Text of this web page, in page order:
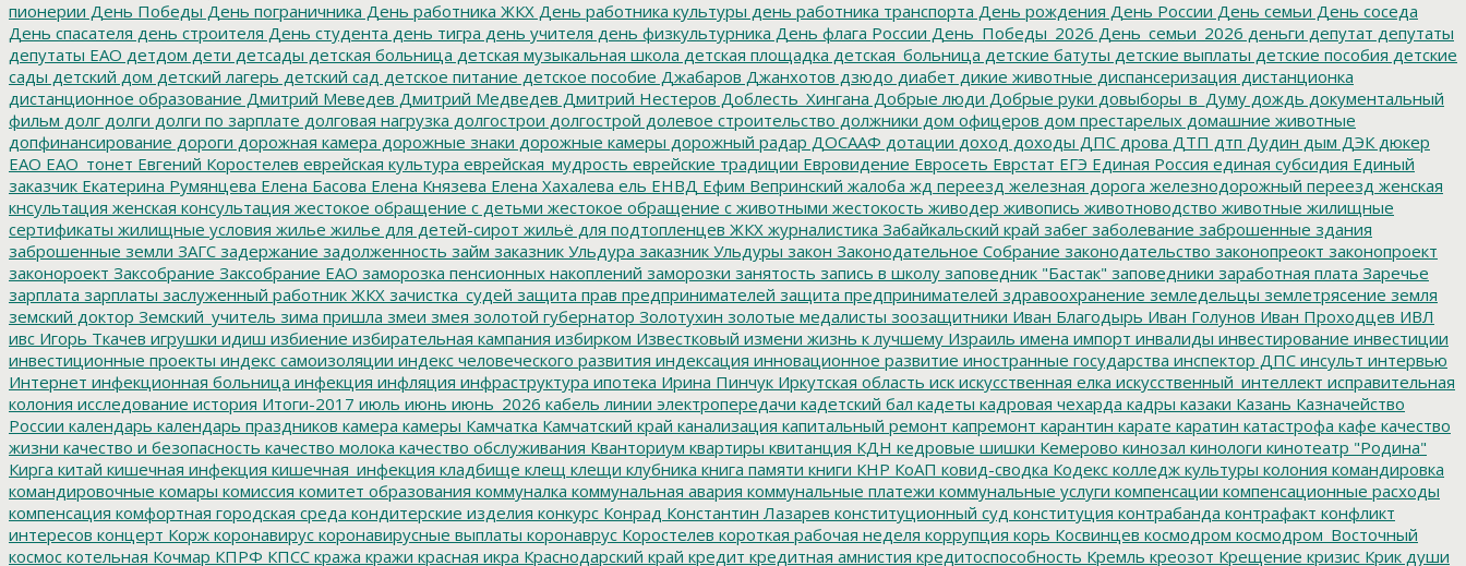
пионерии День Победы День пограничника День работника ЖКХ День работника культуры день работника транспорта День рождения День России День семьи День соседа
День спасателя день строителя День студента день тигра день учителя день физкультурника День флага России День_Победы_2026 День_семьи_2026 деньги депутат депутаты
депутаты ЕАО детдом дети детсады детская больница детская музыкальная школа детская площадка детская_больница детские батуты детские выплаты детские пособия детские
сады детский дом детский лагерь детский сад детское питание детское пособие Джабаров Джанхотов дзюдо диабет дикие животные диспансеризация дистанционка
дистанционное образование Дмитрий Меведев Дмитрий Медведев Дмитрий Нестеров Доблесть_Хингана Добрые люди Добрые руки довыборы_в_Думу дождь документальный
фильм долг долги долги по зарплате долговая нагрузка долгострои долгострой долевое строительство должники дом офицеров дом престарелых домашние животные
допфинансирование дороги дорожная камера дорожные знаки дорожные камеры дорожный радар ДОСААФ дотации доход доходы ДПС дрова ДТП дтп Дудин дым ДЭК дюкер
ЕАО ЕАО_тонет Евгений Коростелев еврейская культура еврейская_мудрость еврейские традиции Евровидение Евросеть Еврстат ЕГЭ Единая Россия единая субсидия Единый
заказчик Екатерина Румянцева Елена Басова Елена Князева Елена Хахалева ель ЕНВД Ефим Вепринский жалоба жд переезд железная дорога железнодорожный переезд женская
кнсультация женская консультация жестокое обращение с детьми жестокое обращение с животными жестокость живодер живопись животноводство животные жилищные
сертификаты жилищные условия жилье жилье для детей-сирот жильё для подтопленцев ЖКХ журналистика Забайкальский край забег заболевание заброшенные здания
заброшенные земли ЗАГС задержание задолженность займ заказник Ульдура заказник Ульдуры закон Законодательное Собрание законодательство законопреокт законопроект
законороект Заксобрание Заксобрание ЕАО заморозка пенсионных накоплений заморозки занятость запись в школу заповедник "Бастак" заповедники заработная плата Заречье
зарплата зарплаты заслуженный работник ЖКХ зачистка_судей защита прав предпринимателей защита предпринимателей здравоохранение земледельцы землетрясение земля
земский доктор Земский_учитель зима пришла змеи змея золотой губернатор Золотухин золотые медалисты зоозащитники Иван Благодырь Иван Голунов Иван Проходцев ИВЛ
ивс Игорь Ткачев игрушки идиш избиение избирательная кампания избирком Известковый измени жизнь к лучшему Израиль имена импорт инвалиды инвестирование инвестиции
инвестиционные проекты индекс самоизоляции индекс человеческого развития индексация инновационное развитие иностранные государства инспектор ДПС инсульт интервью
Интернет инфекционная больница инфекция инфляция инфраструктура ипотека Ирина Пинчук Иркутская область иск искусственная елка искусственный_интеллект исправительная
колония исследование история Итоги-2017 июль июнь июнь_2026 кабель линии электропередачи кадетский бал кадеты кадровая чехарда кадры казаки Казань Казначейство
России календарь календарь праздников камера камеры Камчатка Камчатский край канализация капитальный ремонт капремонт карантин карате каратин катастрофа кафе качество
жизни качество и безопасность качество молока качество обслуживания Кванториум квартиры квитанция КДН кедровые шишки Кемерово кинозал кинологи кинотеатр "Родина"
Кирга китай кишечная инфекция кишечная_инфекция кладбище клещ клещи клубника книга памяти книги КНР КоАП ковид-сводка Кодекс колледж культуры колония командировка
командировочные комары комиссия комитет образования коммуналка коммунальная авария коммунальные платежи коммунальные услуги компенсации компенсационные расходы
компенсация комфортная городская среда кондитерские изделия конкурс Конрад Константин Лазарев конституционный суд конституция контрабанда контрафакт конфликт
интересов концерт Корж коронавирус коронавирусные выплаты коронаврус Коростелев короткая рабочая неделя коррупция корь Косвинцев космодром космодром_Восточный
космос котельная Кочмар КПРФ КПСС кража кражи красная икра Краснодарский край кредит кредитная амнистия кредитоспособность Кремль креозот Крещение кризис Крик души